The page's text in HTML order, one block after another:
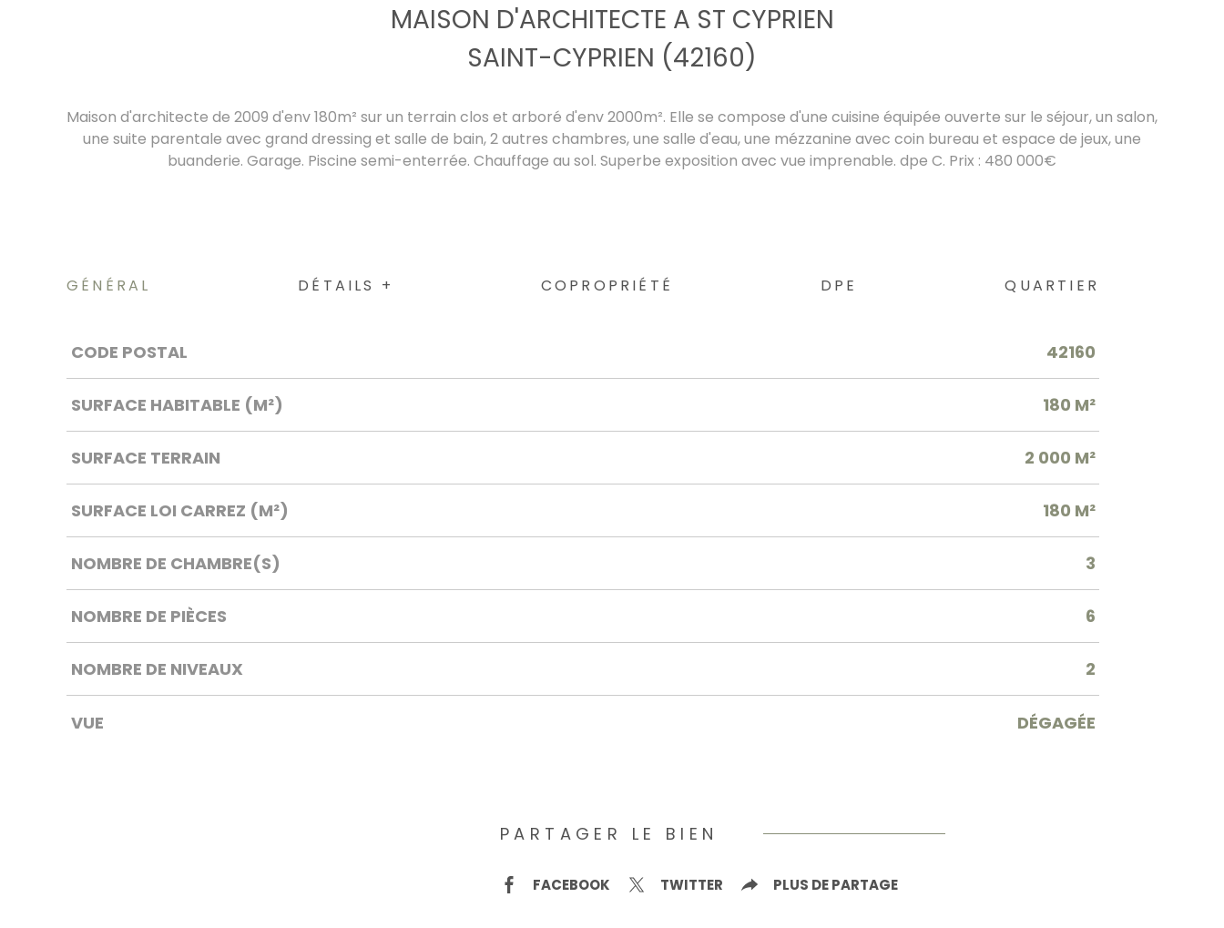
MAISON D'ARCHITECTE A ST CYPRIEN
SAINT-CYPRIEN (42160)
Maison d'architecte de 2009 d'env 180m² sur un terrain clos et arboré d'env 2000m². Elle se compose d'une cuisine équipée ouverte sur le séjour, un salon,
une suite parentale avec grand dressing et salle de bain, 2 autres chambres, une salle d'eau, une mézzanine avec coin bureau et espace de jeux, une
buanderie. Garage. Piscine semi-enterrée. Chauffage au sol. Superbe exposition avec vue imprenable. dpe C. Prix : 480 000€
GÉNÉRAL DÉTAILS + COPROPRIÉTÉ DPE QUARTIER
Caractérisque Valeurs
CODE POSTAL 42160
SURFACE HABITABLE (M²) 180 M²
SURFACE TERRAIN 2 000 M²
SURFACE LOI CARREZ (M²) 180 M²
NOMBRE DE CHAMBRE(S) 3
NOMBRE DE PIÈCES 6
NOMBRE DE NIVEAUX 2
VUE DÉGAGÉE
PARTAGER LE BIEN
FACEBOOK TWITTER PLUS DE PARTAGE